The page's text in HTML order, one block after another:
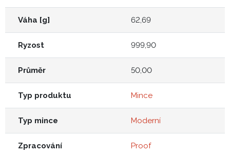
Váha [g] 62,69
Ryzost 999,90
Průměr 50,00
Typ produktu Mince
Typ mince Moderní
Zpracování Proof